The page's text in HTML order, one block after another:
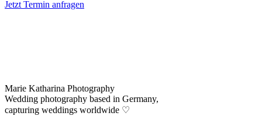
Jetzt Termin anfragen
Marie Katharina Photography
Wedding photography based in Germany,
capturing weddings worldwide ♡